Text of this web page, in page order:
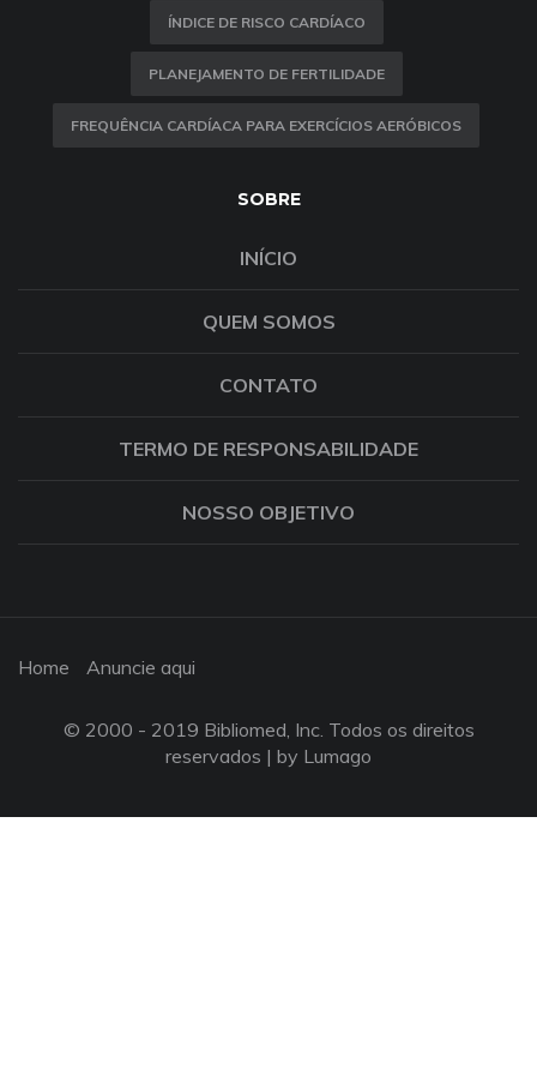
ÍNDICE DE RISCO CARDÍACO
PLANEJAMENTO DE FERTILIDADE
FREQUÊNCIA CARDÍACA PARA EXERCÍCIOS AERÓBICOS
SOBRE
INÍCIO
QUEM SOMOS
CONTATO
TERMO DE RESPONSABILIDADE
NOSSO OBJETIVO
Home Anuncie aqui
© 2000 - 2019 Bibliomed, Inc. Todos os direitos
reservados | by Lumago